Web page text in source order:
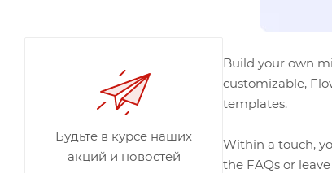
Build your own
customizable,
templates.
Within a touch,
the FAQs or
Будьте в курсе наших
акций и новостей